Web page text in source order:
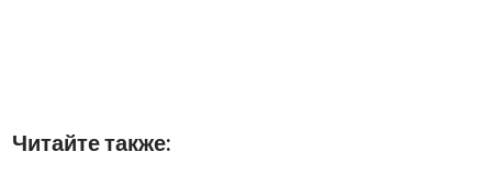
Читайте также: